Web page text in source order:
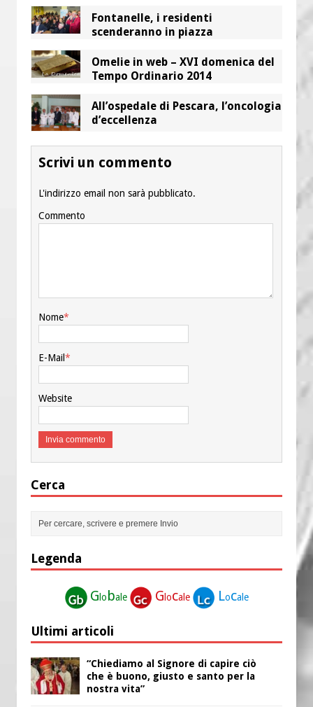
Fontanelle, i residenti
scenderanno in piazza
Omelie in web – XVI domenica del
Tempo Ordinario 2014
All’ospedale di Pescara, l’oncologia
d’eccellenza
Scrivi un commento
L'indirizzo email non sarà pubblicato.
Commento
Nome*
E-Mail*
Website
Cerca
Legenda
G lobale G locale Locale
Ultimi articoli
“Chiediamo al Signore di capire ciò
che è buono, giusto e santo per la
nostra vita”